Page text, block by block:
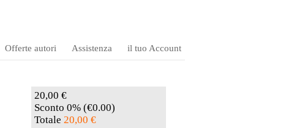
Offerte autori Assistenza il tuo Account
20,00 €
Sconto 0% (€0.00)
Totale 20,00 €